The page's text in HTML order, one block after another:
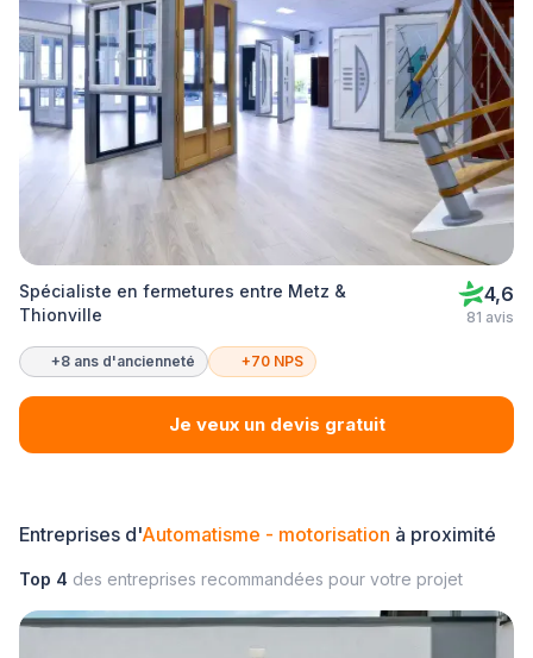
Spécialiste en fermetures entre Metz &
Thionville
4,6
81 avis
+8 ans d'ancienneté +70 NPS
Je veux un devis gratuit
Entreprises d'Automatisme - motorisation à proximité
Top 4 des entreprises recommandées pour votre projet